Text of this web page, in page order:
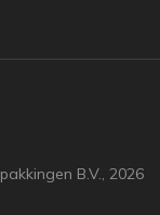
B.V., 2026